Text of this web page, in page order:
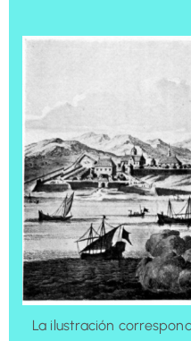
La ilustración